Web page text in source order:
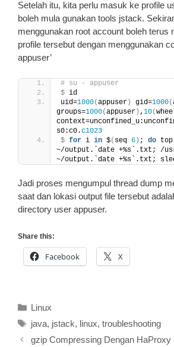
Setelah itu, kita perlu masuk ke profile
boleh mula gunakan tools jstack.
menggunakan root account boleh terus
profile tersebut dengan menggunakan
appuser’
# su - appuser
$ id
uid=1000(appuser) gid=1000(
groups=1000(appuser) , 10(
s0:c0.c1023
$ for i in $( seq 6) ; do
~/output.`date +%s`.txt; /
~/output.`date +%s`.txt;
Jadi proses mengumpul thread dump
saat dan lokasi output file tersebut
directory user appuser.
Share this:
Facebook X
Categories
Linux
Tags
java, jstack, linux, troubleshooting
gzip Compressing Dengan HaProxy